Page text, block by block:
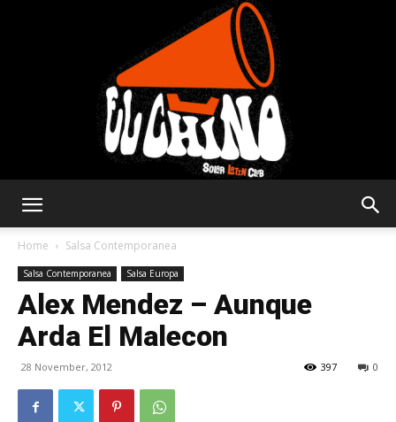
Latin
Home Salsa Contemporanea
Salsa Contemporanea Salsa Europa
Alex Mendez – Aunque
Arda El Malecon
28 November, 2012 0
397